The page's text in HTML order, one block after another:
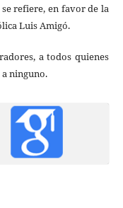
refiere, en favor de la
Luis Amigó.
a todos quienes
ninguno.